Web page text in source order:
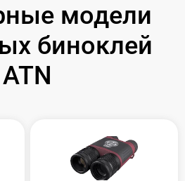
модели
биноклей
ATN